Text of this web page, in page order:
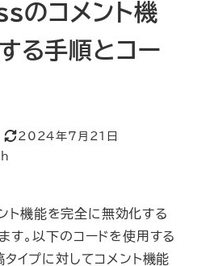
コメント機
る手順とコー
更新日
2024年7月21日
機能を完全に無効化する
す。以下のコードを使用する
イプに対してコメント機能